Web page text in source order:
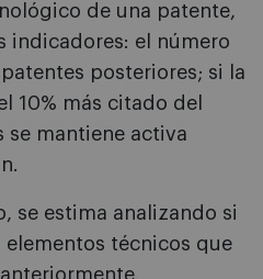
de una patente,
indicadores: el número
posteriores; si la
10% más citado del
se mantiene activa
se estima analizando si
elementos técnicos que